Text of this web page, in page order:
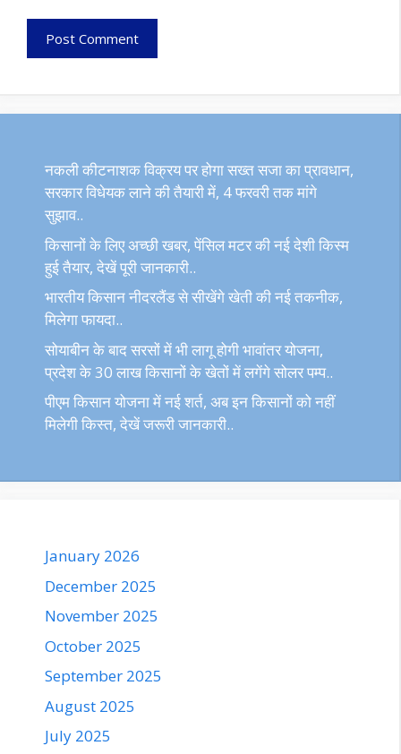
नकली कीटनाशक विक्रय पर होगा सख्त सजा का प्रावधान,
सरकार विधेयक लाने की तैयारी में, 4 फरवरी तक मांगे
सुझाव..
किसानों के लिए अच्छी खबर, पेंसिल मटर की नई देशी किस्म
हुई तैयार, देखें पूरी जानकारी..
भारतीय किसान नीदरलैंड से सीखेंगे खेती की नई तकनीक,
मिलेगा फायदा..
सोयाबीन के बाद सरसों में भी लागू होगी भावांतर योजना,
प्रदेश के 30 लाख किसानों के खेतों में लगेंगे सोलर पम्प..
पीएम किसान योजना में नई शर्त, अब इन किसानों को नहीं
मिलेगी किस्त, देखें जरूरी जानकारी..
January 2026
December 2025
November 2025
October 2025
September 2025
August 2025
July 2025